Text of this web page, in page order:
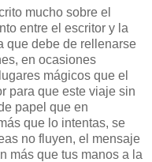
mucho sobre el
entre el escritor y la
que debe de rellenarse
en ocasiones
mágicos que el
para que este viaje sin
papel que en
que lo intentas, se
no fluyen, el mensaje
más que tus manos a la